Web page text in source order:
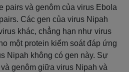
pairs và genôm của virus Ebola
Các gen của virus Nipah
khác, chẳng hạn như virus
một protein kiểm soát đáp ứng
Nipah không có gen này. Sự
genôm giữa virus Nipah và